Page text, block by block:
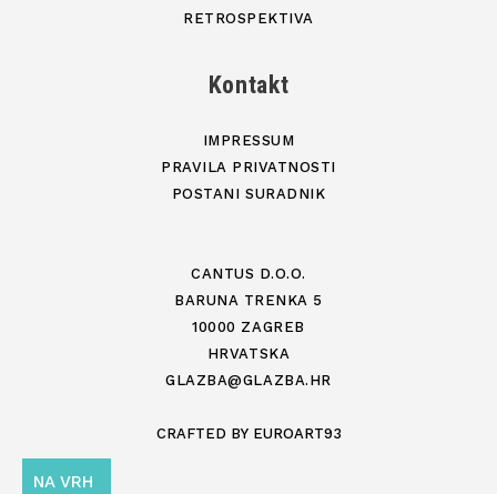
RETROSPEKTIVA
Kontakt
IMPRESSUM
PRAVILA PRIVATNOSTI
POSTANI SURADNIK
CANTUS D.O.O.
BARUNA TRENKA 5
10000 ZAGREB
HRVATSKA
GLAZBA@GLAZBA.HR
CRAFTED BY EUROART93
NA VRH